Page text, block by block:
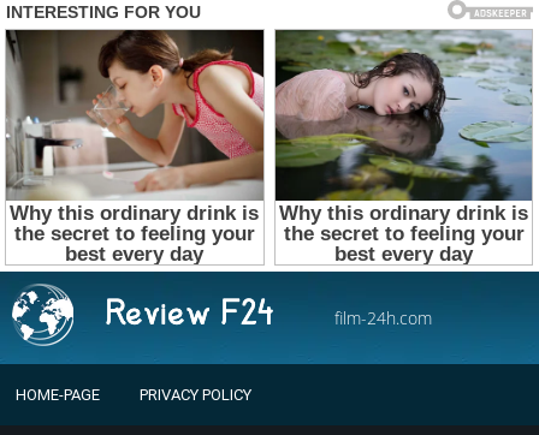
film-24h.com
HOME-PAGE PRIVACY POLICY